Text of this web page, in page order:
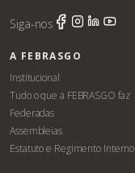
Siga-nos
A FEBRASGO
Institucional
Tudo o que a FEBRASGO faz
Federadas
Assembleias
Estatuto e Regimento Interno